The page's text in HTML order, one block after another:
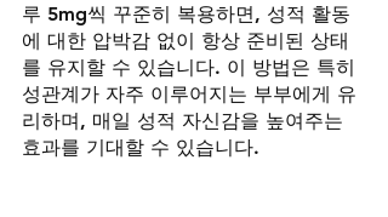
루 5mg씩 꾸준히 복용하면, 성적 활동
에 대한 압박감 없이 항상 준비된 상태
를 유지할 수 있습니다. 이 방법은 특히
성관계가 자주 이루어지는 부부에게 유
리하며, 매일 성적 자신감을 높여주는
효과를 기대할 수 있습니다.